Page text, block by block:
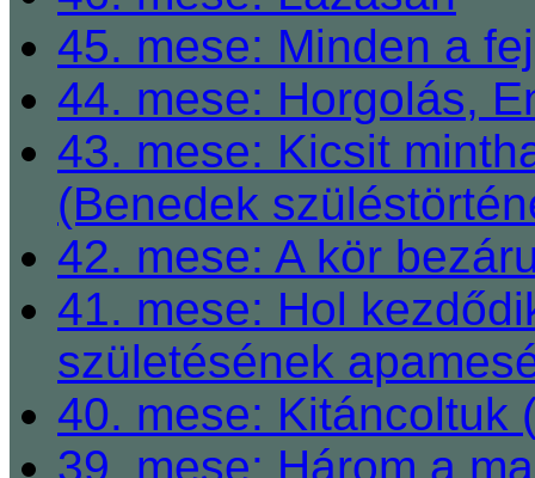
45. mese: Minden a
44. mese: Horgolás,
43. mese: Kicsit
(Benedek
42. mese: A kör
41. mese: Hol
születésének
40. mese: Kitáncoltuk
39. mese: Három a